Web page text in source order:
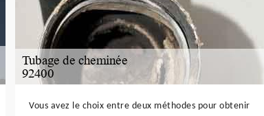
Vous avez le choix entre deux méthodes pour obtenir